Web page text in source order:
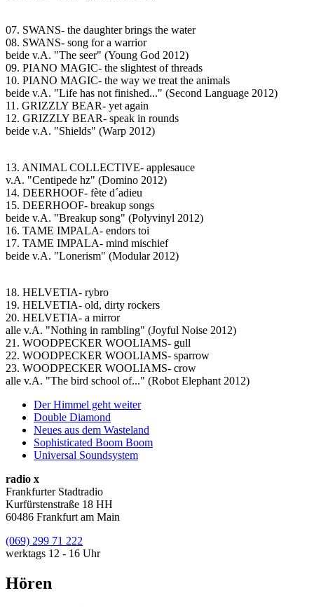
07. SWANS- the daughter brings the water
08. SWANS- song for a warrior
beide v.A. "The seer" (Young God 2012)
09. PIANO MAGIC- the slightest of threads
10. PIANO MAGIC- the way we treat the animals
beide v.A. "Life has not finished..." (Second Language 2012)
11. GRIZZLY BEAR- yet again
12. GRIZZLY BEAR- speak in rounds
beide v.A. "Shields" (Warp 2012)
13. ANIMAL COLLECTIVE- applesauce
v.A. "Centipede hz" (Domino 2012)
14. DEERHOOF- fète d´adieu
15. DEERHOOF- breakup songs
beide v.A. "Breakup song" (Polyvinyl 2012)
16. TAME IMPALA- endors toi
17. TAME IMPALA- mind mischief
beide v.A. "Lonerism" (Modular 2012)
18. HELVETIA- rybro
19. HELVETIA- old, dirty rockers
20. HELVETIA- a mirror
alle v.A. "Nothing in rambling" (Joyful Noise 2012)
21. WOODPECKER WOOLIAMS- gull
22. WOODPECKER WOOLIAMS- sparrow
23. WOODPECKER WOOLIAMS- crow
alle v.A. "The bird school of..." (Robot Elephant 2012)
Der Himmel geht weiter
Double Diamond
Neues aus dem Wasteland
Sophisticated Boom Boom
Universal Soundsystem
radio x
Frankfurter Stadtradio
Kurfürstenstraße 18 HH
60486 Frankfurt am Main
(069) 299 71 222
werktags 12 - 16 Uhr
Hören